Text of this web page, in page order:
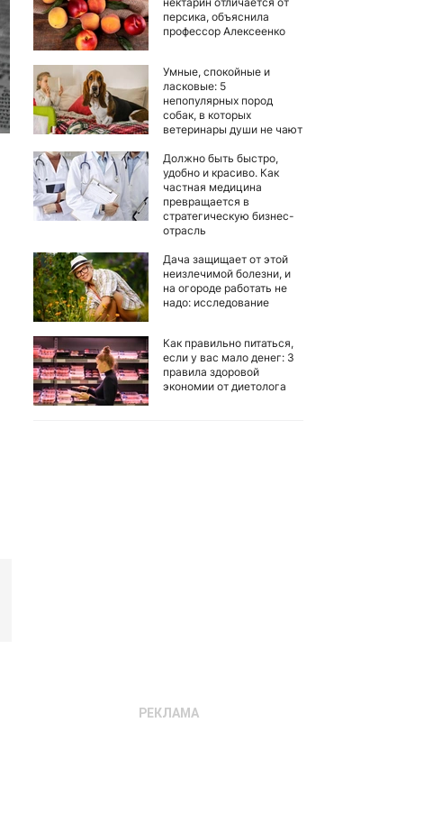
персика, объяснила
профессор Алексеенко
Умные, спокойные и
ласковые: 5
непопулярных пород
собак, в которых
ветеринары души не чают
Должно быть быстро,
удобно и красиво. Как
частная медицина
превращается в
стратегическую бизнес-
отрасль
Дача защищает от этой
неизлечимой болезни, и
на огороде работать не
надо: исследование
Как правильно питаться,
если у вас мало денег: 3
правила здоровой
экономии от диетолога